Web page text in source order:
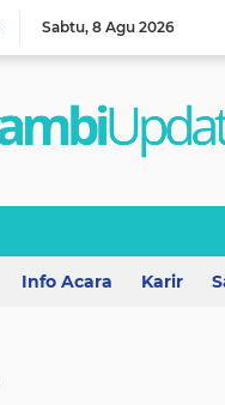
Sabtu 8 Agu 2026
Info Acara Karir